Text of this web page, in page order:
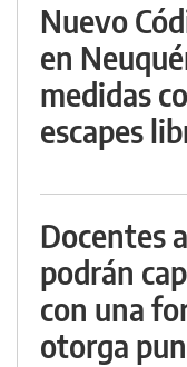
Nuevo
en
medidas
escapes
Docentes
podrán
con una
otorga